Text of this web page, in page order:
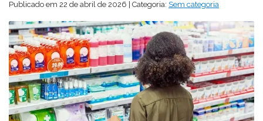
Publicado em 22 de abril de 2026 | Categoria: Sem categoria